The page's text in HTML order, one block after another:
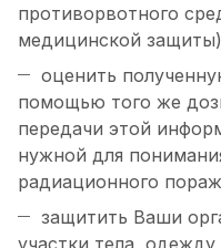
противорвотного
медицинской
оценить
помощью того же
передачи этой
нужной для
радиационного
защитить Ваши